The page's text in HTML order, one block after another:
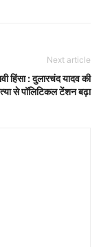
Next article
हिंसा : दुलारचंद यादव की
से पॉलिटिकल टेंशन बढ़ा